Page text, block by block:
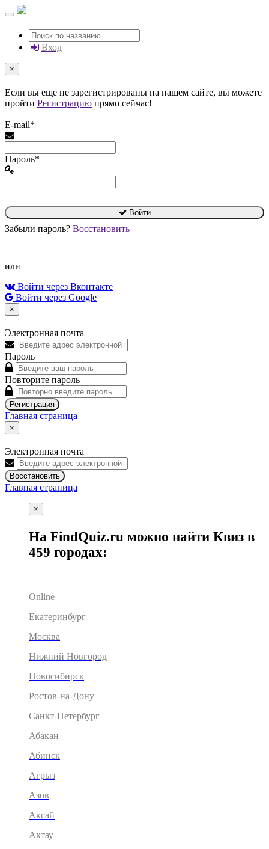
Вход
×
Если вы еще не зарегистрированы на нашем сайте, вы можете
пройти Регистрацию прямо сейчас!
E-mail*
Пароль*
Войти
Забыли пароль? Восстановить
или
Войти через Вконтакте
Войти через Google
×
Электронная почта
Пароль
Повторите пароль
Регистрация
Главная страница
×
Электронная почта
Восстановить
Главная страница
×
На FindQuiz.ru можно найти Квиз в
459 городах:
Online
Екатеринбург
Москва
Нижний Новгород
Новосибирск
Ростов-на-Дону
Санкт-Петербург
Абакан
Абинск
Агрыз
Азов
Аксай
Актау